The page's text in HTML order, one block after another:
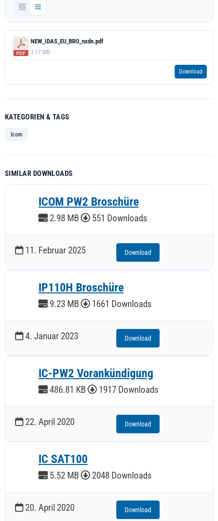
NEW_IDAS_EU_BRO_nxdn.pdf
3.17 MB
Download
KATEGORIEN & TAGS
Icom
SIMILAR DOWNLOADS
ICOM PW2 Broschüre
2.98 MB 551 Downloads
11. Februar 2025 Download
IP110H Broschüre
9.23 MB 1661 Downloads
4. Januar 2023 Download
IC-PW2 Vorankündigung
486.81 KB 1917 Downloads
22. April 2020 Download
IC SAT100
5.52 MB 2048 Downloads
20. April 2020 Download